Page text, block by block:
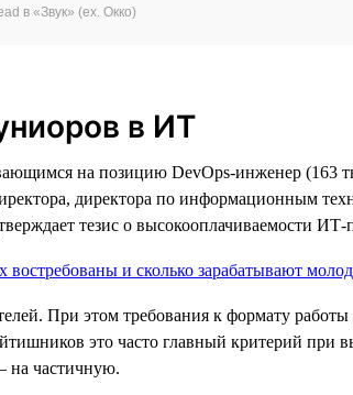
в «Звук» (ex. Окко)
в ИТ
на позицию DevOps-инженер (163
директора по информационным
тезис о высокооплачиваемости ИТ-
При этом требования к формату
это часто главный критерий при
на частичную.